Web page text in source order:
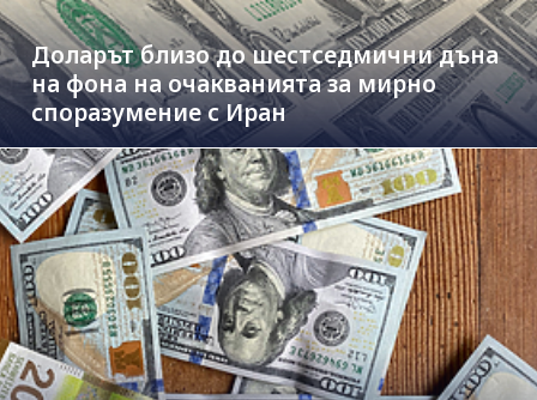
Доларът близо до шестседмични дъна
на фона на очакванията за мирно
споразумение с Иран